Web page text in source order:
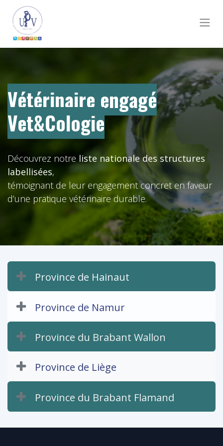
Vétérinaire engagé
Vet&Cologie
Découvrez notre liste nationale des structures
labellisées,
témoignant de leur engagement concret en faveur
d’une pratique vétérinaire durable.
Province de Hainaut
Province de Namur
Province du Brabant Wallon​
Province de Liège
Province du Brabant Flamand